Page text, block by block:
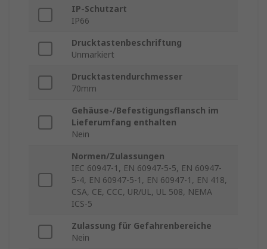
IP-Schutzart
IP66
Drucktastenbeschriftung
Unmarkiert
Drucktastendurchmesser
70mm
Gehäuse-/Befestigungsflansch im
Lieferumfang enthalten
Nein
Normen/Zulassungen
IEC 60947-1, EN 60947-5-5, EN 60947-
5-4, EN 60947-5-1, EN 60947-1, EN 418,
CSA, CE, CCC, UR/UL, UL 508, NEMA
ICS-5
Zulassung für Gefahrenbereiche
Nein